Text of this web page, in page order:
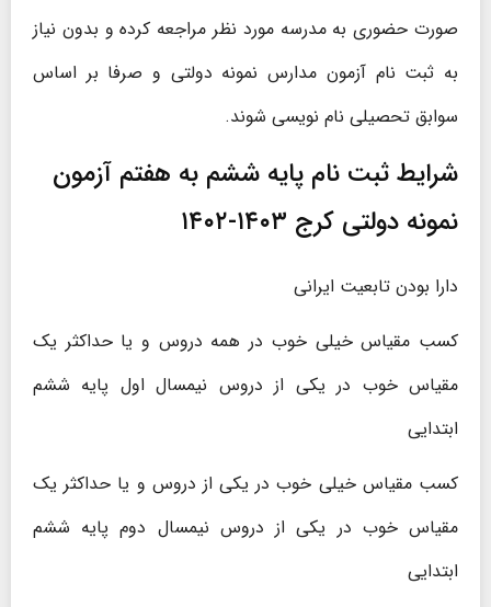
صورت حضوری به مدرسه مورد نظر مراجعه کرده و بدون نیاز
به ثبت نام آزمون مدارس نمونه دولتی و صرفا بر اساس
سوابق تحصیلی نام نویسی شوند.
شرایط ثبت نام پایه ششم به هفتم آزمون
نمونه دولتی کرج ۱۴۰۳-۱۴۰۲
دارا بودن تابعیت ایرانی
کسب مقیاس خیلی خوب در همه دروس و یا حداکثر یک
مقیاس خوب در یکی از دروس نیمسال اول پایه ششم
ابتدایی
کسب مقیاس خیلی خوب در یکی از دروس و یا حداکثر یک
مقیاس خوب در یکی از دروس نیمسال دوم پایه ششم
ابتدایی